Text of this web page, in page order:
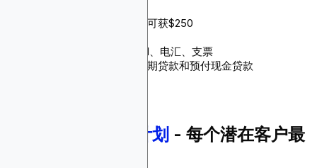
佣金：每个潜在客户最高可获$250
支付方式：ACH、PayPal、电汇、支票
产品：短期个人贷款、分期贷款和预付现金贷款
Profitner联盟计划 - 每个潜在客户最